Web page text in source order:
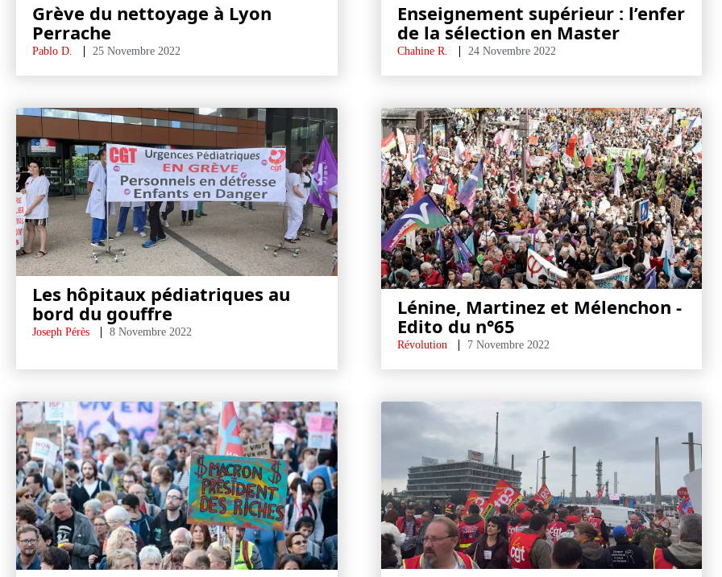
Grève du nettoyage à Lyon
Perrache
Pablo D. 25 Novembre 2022
Enseignement supérieur : l’enfer
de la sélection en Master
Chahine R. 24 Novembre 2022
Les hôpitaux pédiatriques au
bord du gouffre
Joseph Pérès 8 Novembre 2022
Lénine, Martinez et Mélenchon -
Edito du n°65
Révolution 7 Novembre 2022